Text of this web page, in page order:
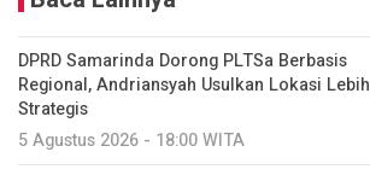
DPRD Samarinda Dorong PLTSa Berbasis
Regional, Andriansyah Usulkan Lokasi Lebih
Strategis
5 Agustus 2026 - 18:00 WITA